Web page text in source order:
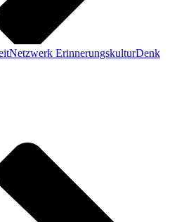
Netzwerk ErinnerungskulturDenk